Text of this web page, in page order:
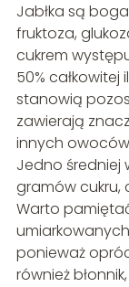
Jabłka są
fruktoza,
cukrem
50%
stanowią
zawierają
innych
Jedno średniej
gramów cukru,
Warto
ponieważ
również